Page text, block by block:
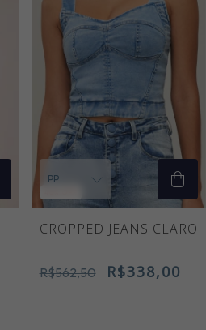
CROPPED JEANS CLARO
R$562,50 R$338,00